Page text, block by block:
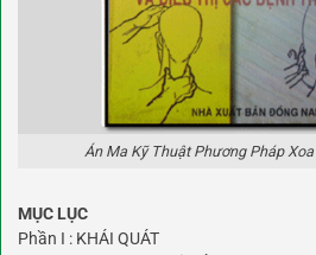
Án Ma Kỹ Thuật Phương Pháp
MỤC LỤC
Phần I : KHÁI QUÁT